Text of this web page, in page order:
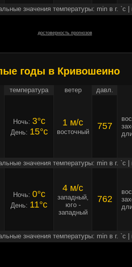
значения температуры: min в г. `c |
достоверность прогнозов
годы в Кривошеино
температура ветер давл.
Ночь: 3°c
День: 15°c
1 м/c
восточный
757
значения температуры: min в г. `c |
Ночь: 0°c
День: 11°c
4 м/c
западный,
юго -
западный
762
значения температуры: min в г. `c |